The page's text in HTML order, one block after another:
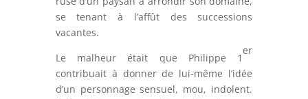
se tenant à l’affût des successions
vacantes.
Le malheur était que Philippe 1
er
contribuait à donner de lui-même l’idée
d’un personnage sensuel, mou, indolent.